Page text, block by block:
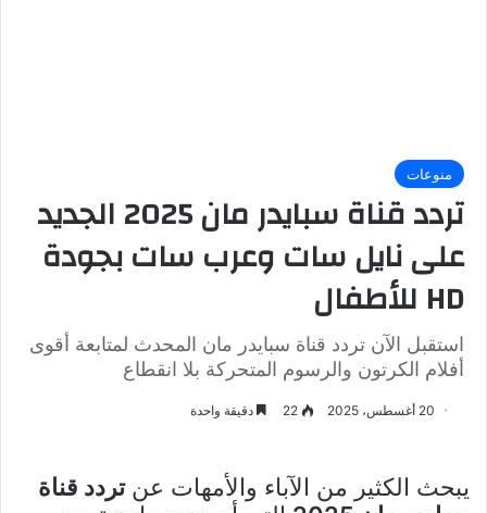
منوعات
تردد قناة سبايدر مان 2025 الجديد
على نايل سات وعرب سات بجودة
HD للأطفال
استقبل الآن تردد قناة سبايدر مان المحدث لمتابعة أقوى
أفلام الكرتون والرسوم المتحركة بلا انقطاع
20 أغسطس، 2025 22 دقيقة واحدة
يبحث الكثير من الآباء والأمهات عنتردد قناة